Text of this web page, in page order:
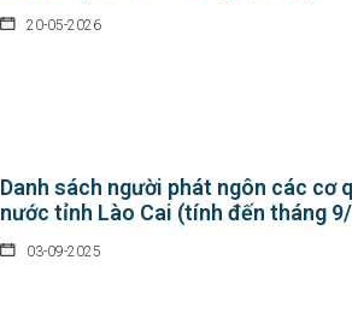
20-05-2026
Danh sách người phát ngôn các cơ
nước tỉnh Lào Cai (tính đến tháng
03-09-2025